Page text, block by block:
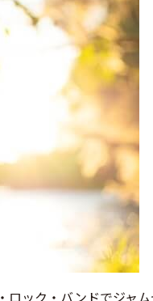
ック・バンドでジャ